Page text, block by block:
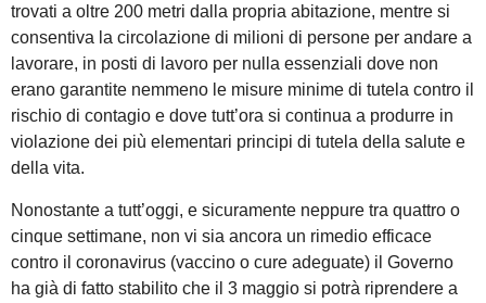
trovati a oltre 200 metri dalla propria abitazione, mentre si
consentiva la circolazione di milioni di persone per andare a
lavorare, in posti di lavoro per nulla essenziali dove non
erano garantite nemmeno le misure minime di tutela contro il
rischio di contagio e dove tutt’ora si continua a produrre in
violazione dei più elementari principi di tutela della salute e
della vita.
Nonostante a tutt’oggi, e sicuramente neppure tra quattro o
cinque settimane, non vi sia ancora un rimedio efficace
contro il coronavirus (vaccino o cure adeguate) il Governo
ha già di fatto stabilito che il 3 maggio si potrà riprendere a